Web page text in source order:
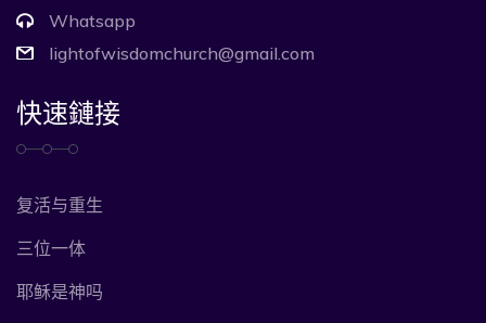
Whatsapp
lightofwisdomchurch@gmail.com
快速鏈接
复活与重生
三位一体
耶稣是神吗